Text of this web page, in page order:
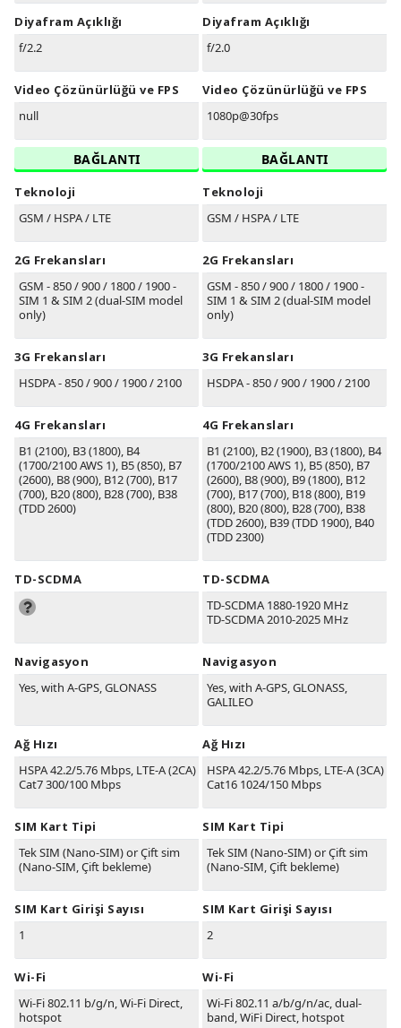
Diyafram Açıklığı
f/2.2
Video Çözünürlüğü ve FPS
null
BAĞLANTI
Teknoloji
GSM / HSPA / LTE
2G Frekansları
GSM - 850 / 900 / 1800 / 1900 -
SIM 1 & SIM 2 (dual-SIM model
only)
3G Frekansları
HSDPA - 850 / 900 / 1900 / 2100
4G Frekansları
B1 (2100), B3(1800), B4
(1700/2100 AWS 1), B5(850), B7
(2600), B8(900), B12(700), B17
(700), B20(800), B28(700), B38
(TDD 2600)
TD-SCDMA
Navigasyon
Yes, with A-GPS, GLONASS
Ağ Hızı
HSPA 42.2/5.76 Mbps, LTE-A (2CA)
Cat7 300/100 Mbps
SIM Kart Tipi
Tek SIM (Nano-SIM) or Çift sim
(Nano-SIM, Çift bekleme)
SIM Kart Girişi Sayısı
1
Wi-Fi
Wi-Fi 802.11 b/g/n, Wi-Fi Direct,
hotspot
Diyafram Açıklığı
f/2.0
Video Çözünürlüğü ve FPS
1080p@30fps
BAĞLANTI
Teknoloji
GSM / HSPA / LTE
2G Frekansları
GSM - 850 / 900 / 1800 / 1900 -
SIM 1 & SIM 2 (dual-SIM model
only)
3G Frekansları
HSDPA - 850 / 900 / 1900 / 2100
4G Frekansları
B1 (2100), B2(1900), B3(1800), B4
(1700/2100 AWS 1), B5(850), B7
(2600), B8(900), B9(1800), B12
(700), B17(700), B18(800), B19
(800), B20(800), B28(700), B38
(TDD 2600), B39(TDD 1900), B40
(TDD 2300)
TD-SCDMA
TD-SCDMA 1880-1920 MHz
TD-SCDMA 2010-2025 MHz
Navigasyon
Yes, with A-GPS, GLONASS,
GALILEO
Ağ Hızı
HSPA 42.2/5.76 Mbps, LTE-A (3CA)
Cat16 1024/150 Mbps
SIM Kart Tipi
Tek SIM (Nano-SIM) or Çift sim
(Nano-SIM, Çift bekleme)
SIM Kart Girişi Sayısı
2
Wi-Fi
Wi-Fi 802.11 a/b/g/n/ac, dual-
band, WiFi Direct, hotspot